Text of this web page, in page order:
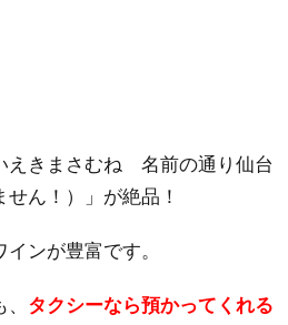
えきまさむね 名前の通り仙台
ん！）」が絶品！
ンが豊富です。
タクシーなら預かってくれる